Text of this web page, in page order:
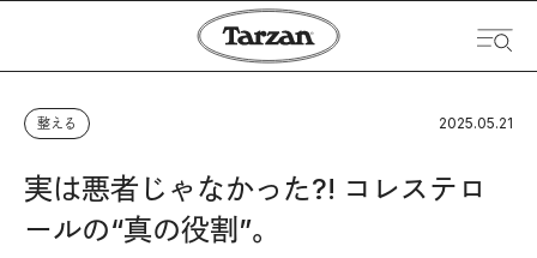
整える 2025.05.21
実は悪者じゃなかった?! コレステロ
ールの“真の役割”。